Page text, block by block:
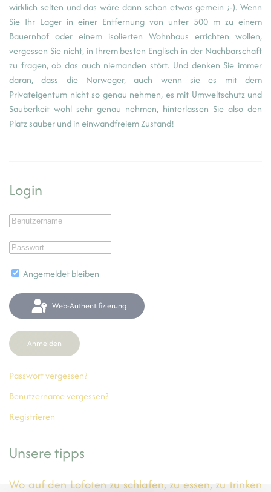
wirklich selten und das wäre dann schon etwas gemein ;-). Wenn
Sie Ihr Lager in einer Entfernung von unter 500 m zu einem
Bauernhof oder einem isolierten Wohnhaus errichten wollen,
vergessen Sie nicht, in Ihrem besten Englisch in der Nachbarschaft
zu fragen, ob das auch niemanden stört. Und denken Sie immer
daran, dass die Norweger, auch wenn sie es mit dem
Privateigentum nicht so genau nehmen, es mit Umweltschutz und
Sauberkeit wohl sehr genau nehmen, hinterlassen Sie also den
Platz sauber und in einwandfreiem Zustand!
Login
Angemeldet bleiben
Web-Authentifizierung
Anmelden
Passwort vergessen?
Benutzername vergessen?
Registrieren
Unsere tipps
Wo auf den Lofoten zu schlafen, zu essen, zu trinken